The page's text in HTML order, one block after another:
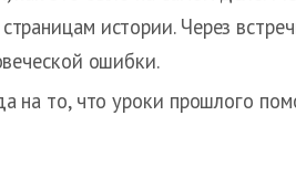
истории. Через
ошибки.
то, что уроки прошлого